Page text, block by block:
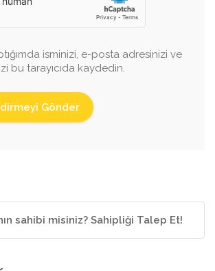
isminizi, e-posta adresinizi ve
bu tarayıcıda kaydedin.
sahibi misiniz? Sahipliği Talep Et!